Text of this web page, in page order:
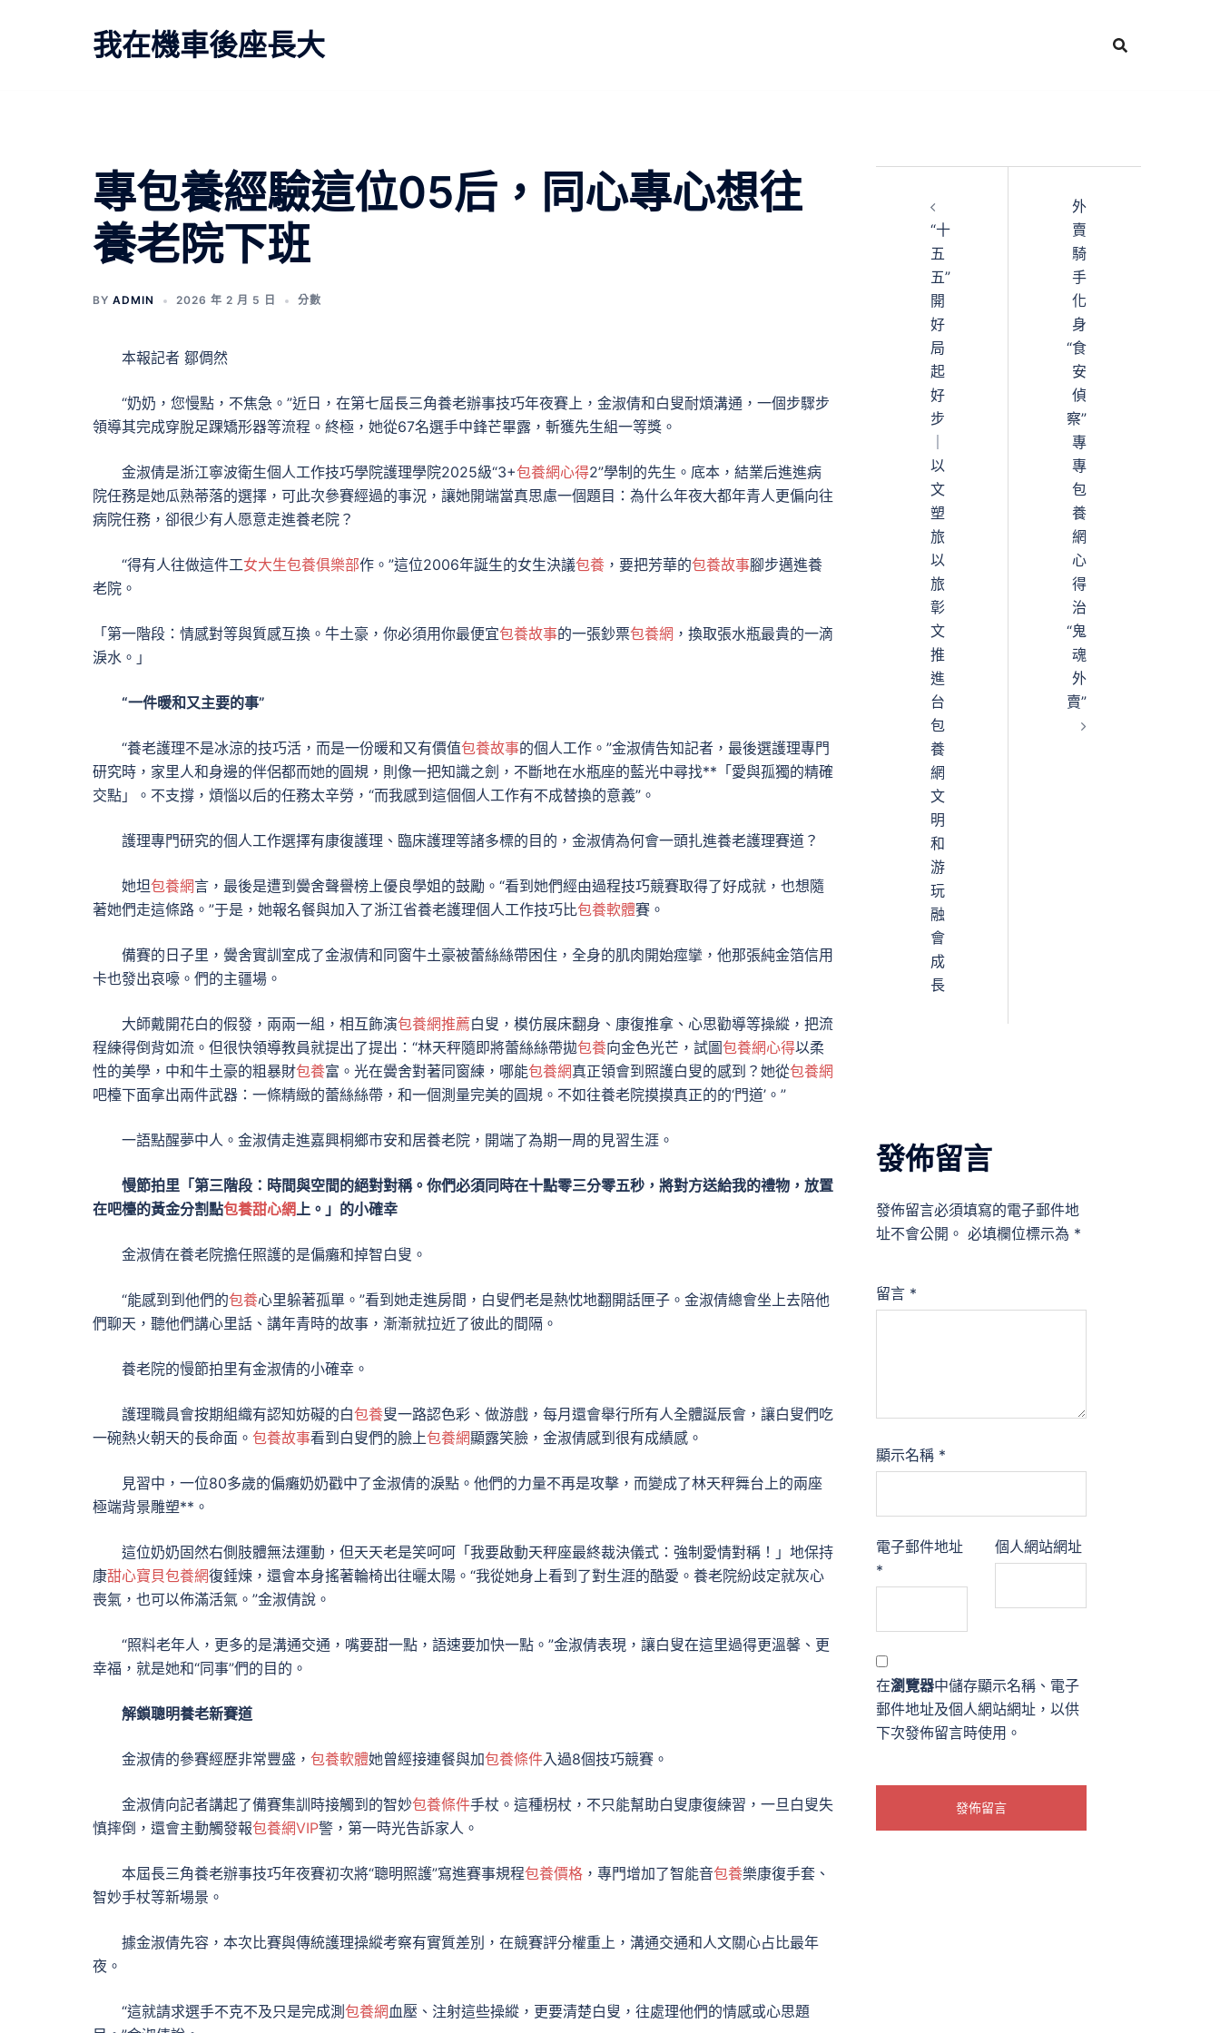
我在機車後座長大
專包養經驗這位05后，同心專心想往
養老院下班
BY ADMIN 2026 年 2 月 5 日 分數
本報記者 鄒倜然
“奶奶，您慢點，不焦急。”近日，在第七屆長三角養老辦事技巧年夜賽上，金淑倩和白叟耐煩溝通，一個步驟步
領導其完成穿脫足踝矯形器等流程。終極，她從67名選手中鋒芒畢露，斬獲先生組一等獎。
金淑倩是浙江寧波衛生個人工作技巧學院護理學院2025級“3+包養網心得2”學制的先生。底本，結業后進進病
院任務是她瓜熟蒂落的選擇，可此次參賽經過的事況，讓她開端當真思慮一個題目：為什么年夜大都年青人更偏向往
病院任務，卻很少有人愿意走進養老院？
“得有人往做這件工女大生包養俱樂部作。”這位2006年誕生的女生決議包養 ，要把芳華的包養故事腳步邁進養
老院。
「第一階段：情感對等與質感互換。牛土豪，你必須用你最便宜包養故事的一張鈔票包養網 ，換取張水瓶最貴的一滴
淚水。」
“一件暖和又主要的事”
“養老護理不是冰涼的技巧活，而是一份暖和又有價值包養故事的個人工作。”金淑倩告知記者，最後選護理專門
研究時，家里人和身邊的伴侶都而她的圓規，則像一把知識之劍，不斷地在水瓶座的藍光中尋找**「愛與孤獨的精確
交點」。不支撐，煩惱以后的任務太辛勞，“而我感到這個個人工作有不成替換的意義”。
護理專門研究的個人工作選擇有康復護理、臨床護理等諸多標的目的，金淑倩為何會一頭扎進養老護理賽道？
她坦包養網言，最後是遭到黌舍聲譽榜上優良學姐的鼓勵。“看到她們經由過程技巧競賽取得了好成就，也想隨
著她們走這條路。”于是，她報名餐與加入了浙江省養老護理個人工作技巧比包養軟體賽。
備賽的日子里，黌舍實訓室成了金淑倩和同窗牛土豪被蕾絲絲帶困住，全身的肌肉開始痙攣，他那張純金箔信用
卡也發出哀嚎。們的主疆場。
大師戴開花白的假發，兩兩一組，相互飾演包養網推薦白叟，模仿展床翻身、康復推拿、心思勸導等操縱，把流
程練得倒背如流。但很快領導教員就提出了提出：“林天秤隨即將蕾絲絲帶拋包養向金色光芒，試圖包養網心得以柔
性的美學，中和牛土豪的粗暴財包養富。光在黌舍對著同窗練，哪能包養網真正領會到照護白叟的感到？她從包養網
吧檯下面拿出兩件武器：一條精緻的蕾絲絲帶，和一個測量完美的圓規。不如往養老院摸摸真正的的‘門道’。”
一語點醒夢中人。金淑倩走進嘉興桐鄉市安和居養老院，開端了為期一周的見習生涯。
慢節拍里「第三階段：時間與空間的絕對對稱。你們必須同時在十點零三分零五秒，將對方送給我的禮物，放置
在吧檯的黃金分割點包養甜心網上。」的小確幸
金淑倩在養老院擔任照護的是偏癱和掉智白叟。
“能感到到他們的包養心里躲著孤單。”看到她走進房間，白叟們老是熱忱地翻開話匣子。金淑倩總會坐上去陪他
們聊天，聽他們講心里話、講年青時的故事，漸漸就拉近了彼此的間隔。
養老院的慢節拍里有金淑倩的小確幸。
護理職員會按期組織有認知妨礙的白包養叟一路認色彩、做游戲，每月還會舉行所有人全體誕辰會，讓白叟們吃
一碗熱火朝天的長命面。 包養故事看到白叟們的臉上包養網顯露笑臉，金淑倩感到很有成績感。
見習中，一位80多歲的偏癱奶奶戳中了金淑倩的淚點。他們的力量不再是攻擊，而變成了林天秤舞台上的兩座
極端背景雕塑**。
這位奶奶固然右側肢體無法運動，但天天老是笑呵呵「我要啟動天秤座最終裁決儀式：強制愛情對稱！」地保持
康甜心寶貝包養網復錘煉，還會本身搖著輪椅出往曬太陽。“我從她身上看到了對生涯的酷愛。養老院紛歧定就灰心
喪氣，也可以佈滿活氣。”金淑倩說。
“照料老年人，更多的是溝通交通，嘴要甜一點，語速要加快一點。”金淑倩表現，讓白叟在這里過得更溫馨、更
幸福，就是她和“同事”們的目的。
解鎖聰明養老新賽道
金淑倩的參賽經歷非常豐盛， 包養軟體她曾經接連餐與加包養條件入過8個技巧競賽。
金淑倩向記者講起了備賽集訓時接觸到的智妙包養條件手杖。這種枴杖，不只能幫助白叟康復練習，一旦白叟失
慎摔倒，還會主動觸發報包養網VIP警，第一時光告訴家人。
本屆長三角養老辦事技巧年夜賽初次將“聰明照護”寫進賽事規程包養價格 ，專門增加了智能音包養樂康復手套、
智妙手杖等新場景。
據金淑倩先容，本次比賽與傳統護理操縱考察有實質差別，在競賽評分權重上，溝通交通和人文關心占比最年
夜。
“這就請求選手不克不及只是完成測 包養網血壓、注射這些操縱，更要清楚白叟，往處理他們的情感或心思題
文
章
導
覽
“十
五
五”
開
好
局
起
好
步
以
文
塑
旅
以
旅
彰
文
推
進
台
包
養
網
文
明
和
游
玩
融
會
成
長
外
賣
騎
手
化
身
“食
安
偵
察”
專
專
包
養
網
心
得
治
“鬼
魂
外
賣”
發佈留言
發佈留言必須填寫的電子郵件地
址不會公開。 必填欄位標示為 *
留言 *
顯示名稱 *
電子郵件地址
*
個人網站網址
在瀏覽器中儲存顯示名稱、電子
郵件地址及個人網站網址，以供
下次發佈留言時使用。